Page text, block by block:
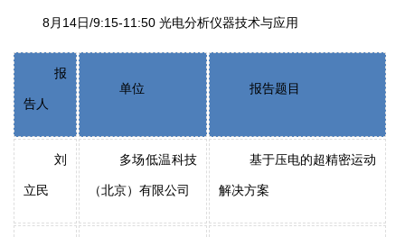
8月14日/9:15-11:50 光电分析仪器技术与应用
报
告人
单位 报告题目
刘
立民
多场低温科技
（北京）有限公司
基于压电的超精密运动
解决方案